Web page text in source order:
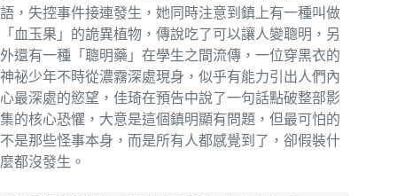
語，失控事件接連發生，她同時注意到鎮上有一種叫做
「血玉果」的詭異植物，傳說吃了可以讓人變聰明，另
外還有一種「聰明藥」在學生之間流傳，一位穿黑衣的
神祕少年不時從濃霧深處現身，似乎有能力引出人們內
心最深處的慾望，佳琦在預告中說了一句話點破整部影
集的核心恐懼，大意是這個鎮明顯有問題，但最可怕的
不是那些怪事本身，而是所有人都感覺到了，卻假裝什
麼都沒發生。